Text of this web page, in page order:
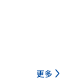
更多